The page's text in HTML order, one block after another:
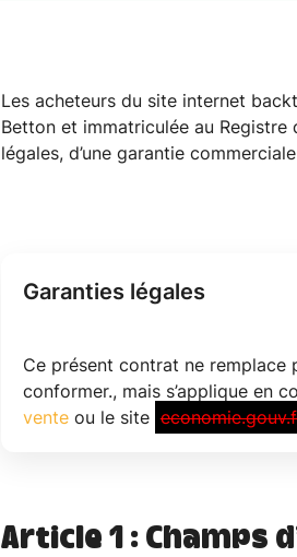
Les acheteurs du site internet
Betton et immatriculée au Registre
légales, d’une garantie
Garanties légales
Ce présent contrat ne remplace
conformer., mais s’applique en
venteou le site
Article 1 : Champs